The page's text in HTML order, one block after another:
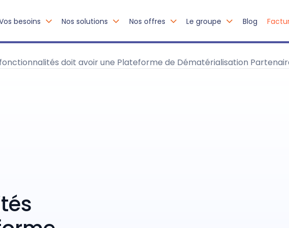
besoins Nos solutions Nos offres Le groupe Blog
doit avoir une Plateforme de Dématérialisation